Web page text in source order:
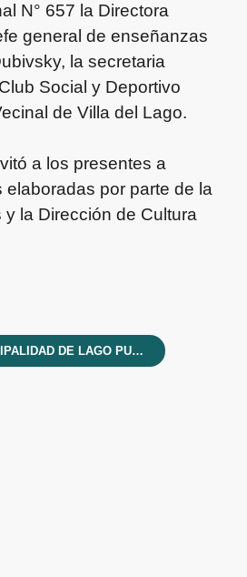
N° 657 la Directora
general de enseñanzas
la secretaria
Social y Deportivo
de Villa del Lago.
a los presentes a
elaboradas por parte de la
la Dirección de Cultura
MUNICIPALIDAD DE LAGO PUELO